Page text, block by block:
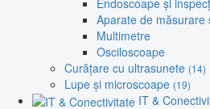
Aparate de măsurare
Multimetre
Osciloscoape
Curățare cu ultrasunete (14)
Lupe și microscoape (19)
IT &